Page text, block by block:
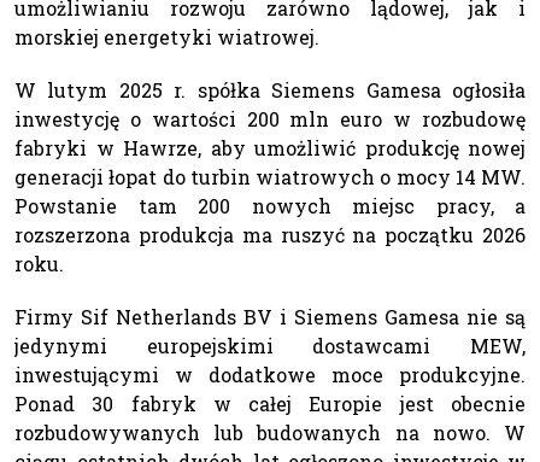
umożliwianiu rozwoju zarówno lądowej, jak i
morskiej energetyki wiatrowej.
W lutym 2025 r. spółka Siemens Gamesa ogłosiła
inwestycję o wartości 200 mln euro w rozbudowę
fabryki w Hawrze, aby umożliwić produkcję nowej
generacji łopat do turbin wiatrowych o mocy 14 MW.
Powstanie tam 200 nowych miejsc pracy, a
rozszerzona produkcja ma ruszyć na początku 2026
roku.
Firmy Sif Netherlands BV i Siemens Gamesa nie są
jedynymi europejskimi dostawcami MEW,
inwestującymi w dodatkowe moce produkcyjne.
Ponad 30 fabryk w całej Europie jest obecnie
rozbudowywanych lub budowanych na nowo. W